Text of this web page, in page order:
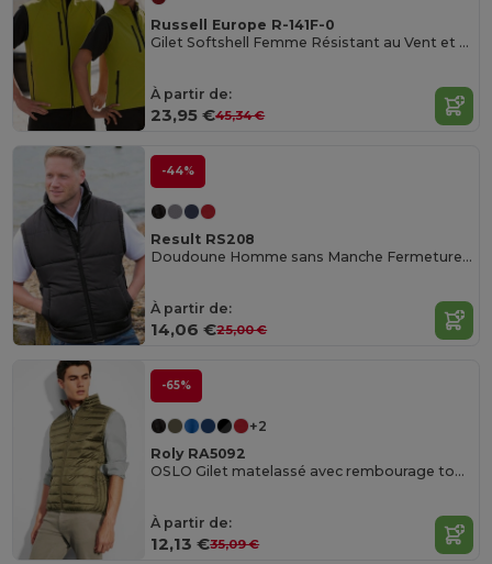
Russell Europe R-141F-0
Gilet Softshell Femme Résistant au Vent et à l'Eau
À partir de:
23,95 €45,34 €
-44%
Result RS208
Doudoune Homme sans Manche Fermeture Grand Zip
À partir de:
14,06 €25,00 €
-65%
+2
Roly RA5092
OSLO Gilet matelassé avec rembourage touché plume
À partir de:
12,13 €35,09 €